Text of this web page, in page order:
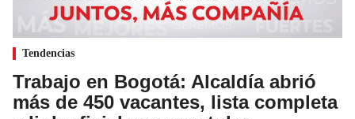
Tendencias
Trabajo en Bogotá: Alcaldía abrió
más de 450 vacantes, lista completa